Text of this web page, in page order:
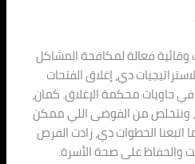
وقائية فعالة لمكافحة المشاكل
دي، إغلاق الفتحات
حاويات محكمة الإغلاق. كمان،
ونتخلص من الفوضى اللي ممكن
الخطوات دي، زادت الفرص
والحفاظ على صحة الأسرة.